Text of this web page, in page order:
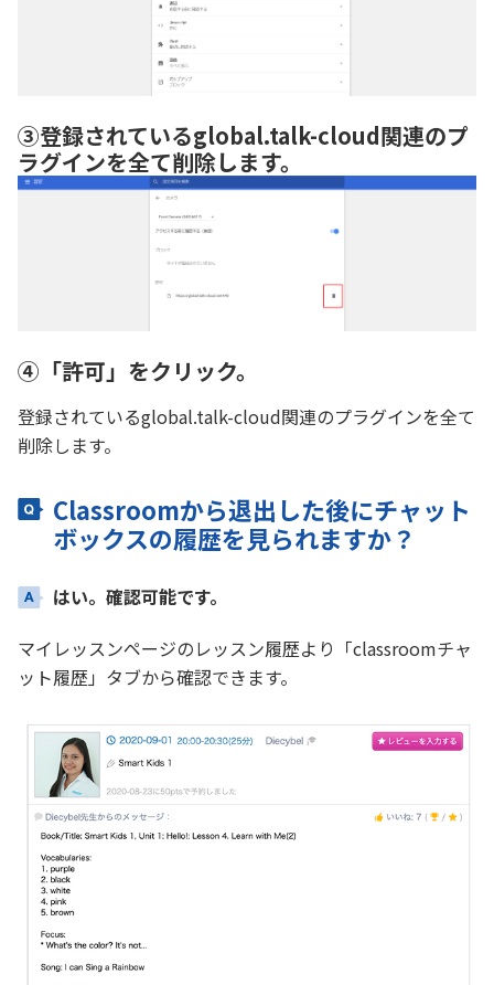
③登録されているglobal.talk-cloud関連のプ
ラグインを全て削除します。
④「許可」をクリック。
登録されているglobal.talk-cloud関連のプラグインを全て
削除します。
Classroomから退出した後にチャット
ボックスの履歴を見られますか？
はい。確認可能です。
マイレッスンページのレッスン履歴より「classroomチャ
ット履歴」タブから確認できます。